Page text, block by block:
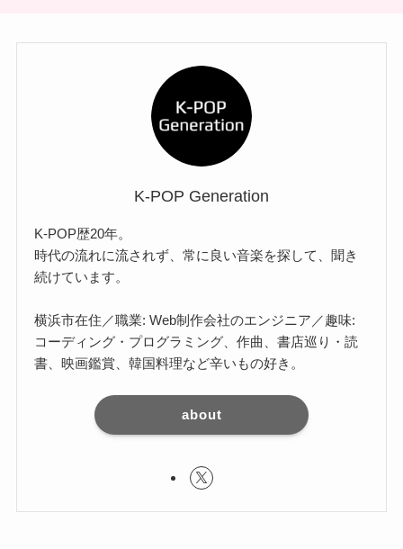
K-POP Generation
K-POP歴20年。
時代の流れに流されず、常に良い音楽を探して、聞き
続けています。
横浜市在住／職業: Web制作会社のエンジニア／趣味:
コーディング・プログラミング、作曲、書店巡り・読
書、映画鑑賞、韓国料理など辛いもの好き。
about